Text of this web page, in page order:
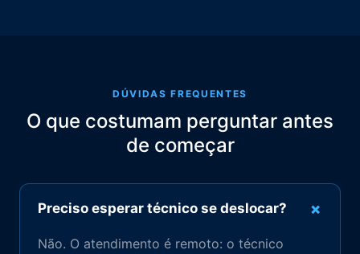
DÚVIDAS FREQUENTES
O que costumam perguntar antes
de começar
Preciso esperar técnico se deslocar? +
Não. O atendimento é remoto: o técnico